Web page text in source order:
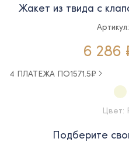
Жакет из твида с
6 286
4 ПЛАТЕЖА ПО1571.5₽
Цвет:
Подберите